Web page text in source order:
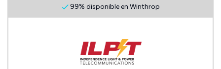
99% disponible en Winthrop